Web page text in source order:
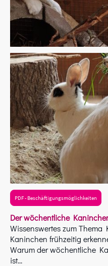
PDF - Beschäftigungsmöglichkeiten
Der wöchentliche
Wissenswertes zum Thema
Kaninchen frühzeitig
Warum der wöchentliche
ist...